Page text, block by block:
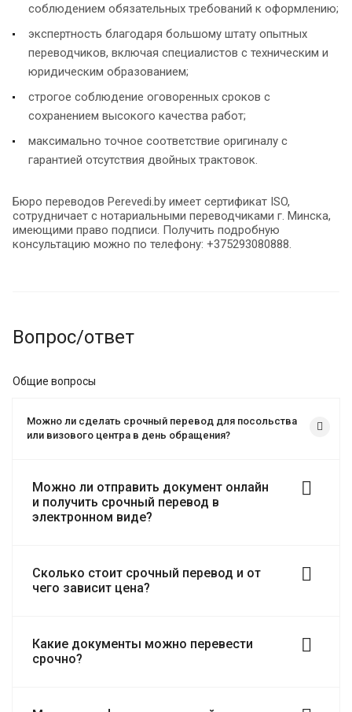
соблюдением обязательных требований к оформлению;
экспертность благодаря большому штату опытных
переводчиков, включая специалистов с техническим и
юридическим образованием;
строгое соблюдение оговоренных сроков с
сохранением высокого качества работ;
максимально точное соответствие оригиналу с
гарантией отсутствия двойных трактовок.
Бюро переводов Perevedi.by имеет сертификат ISO,
сотрудничает с нотариальными переводчиками г. Минска,
имеющими право подписи. Получить подробную
консультацию можно по телефону: +375293080888.
Вопрос/ответ
Общие вопросы
Можно ли сделать срочный перевод для посольства
или визового центра в день обращения?
Можно ли отправить документ онлайн
и получить срочный перевод в
электронном виде?
Сколько стоит срочный перевод и от
чего зависит цена?
Какие документы можно перевести
срочно?